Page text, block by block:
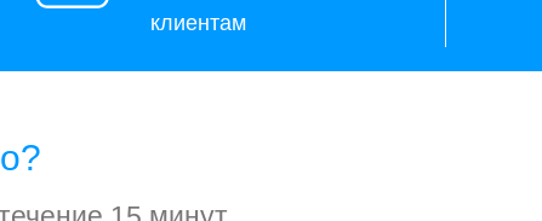
клиентам